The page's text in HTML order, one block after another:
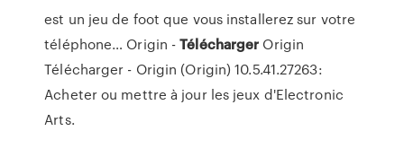
est un jeu de foot que vous installerez sur votre
téléphone… Origin -Télécharger Origin
Télécharger - Origin (Origin) 10.5.41.27263:
Acheter ou mettre à jour les jeux d'Electronic
Arts.